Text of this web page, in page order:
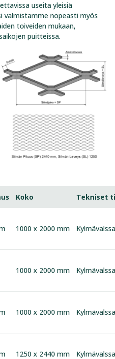
useita yleisiä
valmistamme nopeasti myös
toiveiden mukaan,
puitteissa.
Koko Tekniset
1000 x 2000 mm
1000 x 2000 mm
1000 x 2000 mm
1250 x 2440 mm